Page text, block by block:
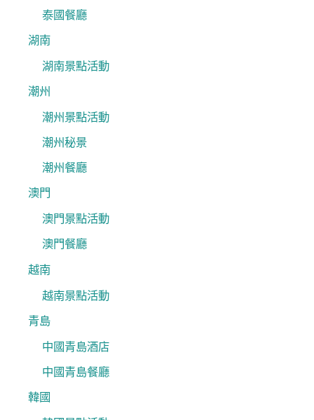
泰國餐廳
湖南
湖南景點活動
潮州
潮州景點活動
潮州秘景
潮州餐廳
澳門
澳門景點活動
澳門餐廳
越南
越南景點活動
青島
中國青島酒店
中國青島餐廳
韓國